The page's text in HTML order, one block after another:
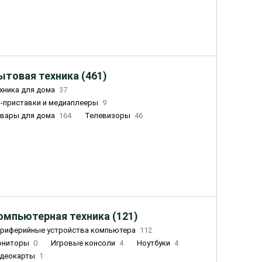
техника (461)
для дома 37
приставки и медиаплееры
9
для дома 164 Телевизоры 46
техника (121)
устройства компьютера 112
0 Игровые консоли 4 Ноутбуки 4
1